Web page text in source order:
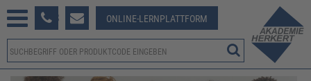
381-123 ONLINE-LERNPLATTFORM